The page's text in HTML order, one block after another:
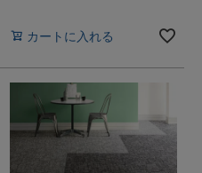
カートに入れる